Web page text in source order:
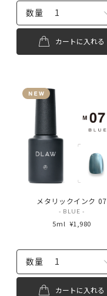
数量
カートに入れる
メタリックインク 07
- BLUE -
5ml ¥1,980
数量
カートに入れる